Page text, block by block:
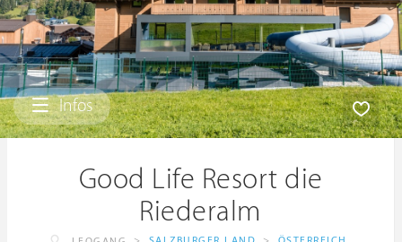
Infos
Good Life Resort die
Riederalm